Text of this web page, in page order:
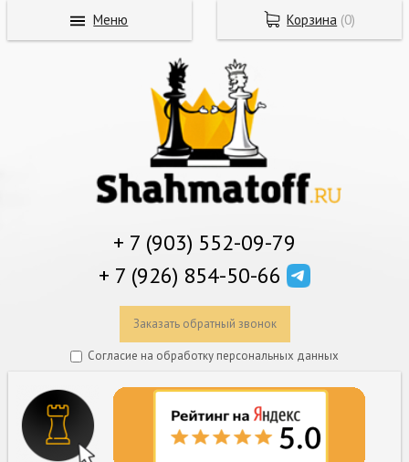
+ 7 (903) 552-09-79
+ 7 (926) 854-50-66
Заказать обратный звонок
Согласие на обработку персональных данных
Корзина (0)
Меню